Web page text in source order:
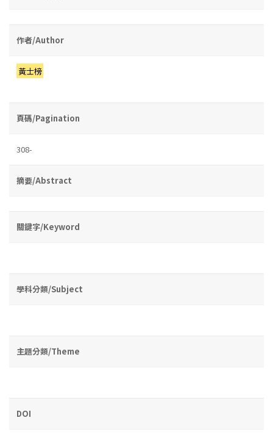
作者/Author
黃士榜
頁碼/Pagination
308-
摘要/Abstract
關鍵字/Keyword
學科分類/Subject
主題分類/Theme
DOI